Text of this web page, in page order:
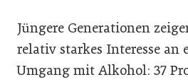
Jüngere Generationen
relativ starkes Interesse an
Umgang mit Alkohol: 37